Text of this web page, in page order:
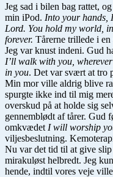
Jeg sad i bilen bag rattet,
min iPod. Into your hands,
Lord. You hold my world,
forever. Tårerne trillede i
Jeg var knust indeni. Gud
I’ll walk with you,
in you. Det var svært at tro
Min mor ville aldrig blive
spurgte ikke ind til mig
overskud på at holde sig
gennemblødt af tårer. Gud
omkvædet I will worship
viljesbeslutning.
Nu var det tid til at give
mirakuløst helbredt. Jeg
hende, indtil vores veje